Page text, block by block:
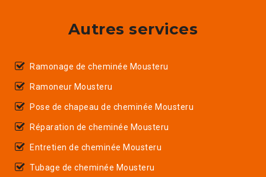
Autres services
Ramonage de cheminée Mousteru
Ramoneur Mousteru
Pose de chapeau de cheminée Mousteru
Réparation de cheminée Mousteru
Entretien de cheminée Mousteru
Tubage de cheminée Mousteru